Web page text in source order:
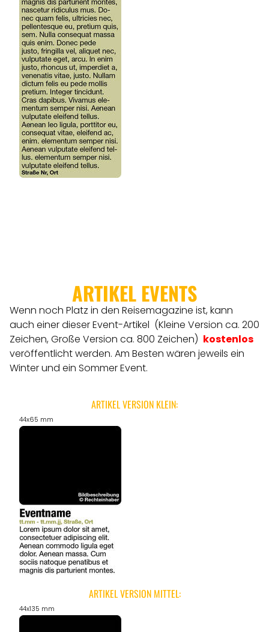
ARTIKEL EVENTS
Wenn noch Platz in den Reisemagazine ist, kann
auch einer dieser Event-Artikel (Kleine Version ca. 200
Zeichen, Große Version ca. 800 Zeichen) kostenlos
veröffentlicht werden. Am Besten wären jeweils ein
Winter und ein Sommer Event.
ARTIKEL VERSION KLEIN:
44x65 mm
ARTIKEL VERSION MITTEL:
44x135 mm